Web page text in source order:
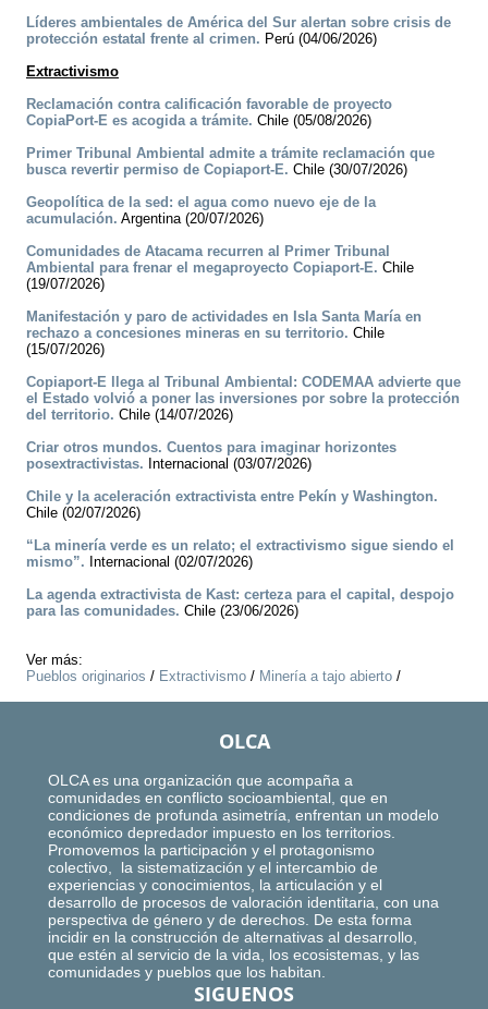
Líderes ambientales de América del Sur alertan sobre crisis de
protección estatal frente al crimen. Perú (04/06/2026)
Extractivismo
Reclamación contra calificación favorable de proyecto
CopiaPort-E es acogida a trámite. Chile (05/08/2026)
Primer Tribunal Ambiental admite a trámite reclamación que
busca revertir permiso de Copiaport-E. Chile (30/07/2026)
Geopolítica de la sed: el agua como nuevo eje de la
acumulación. Argentina (20/07/2026)
Comunidades de Atacama recurren al Primer Tribunal
Ambiental para frenar el megaproyecto Copiaport-E. Chile
(19/07/2026)
Manifestación y paro de actividades en Isla Santa María en
rechazo a concesiones mineras en su territorio. Chile
(15/07/2026)
Copiaport-E llega al Tribunal Ambiental: CODEMAA advierte que
el Estado volvió a poner las inversiones por sobre la protección
del territorio. Chile (14/07/2026)
Criar otros mundos. Cuentos para imaginar horizontes
posextractivistas. Internacional (03/07/2026)
Chile y la aceleración extractivista entre Pekín y Washington.
Chile (02/07/2026)
“La minería verde es un relato; el extractivismo sigue siendo el
mismo”. Internacional (02/07/2026)
La agenda extractivista de Kast: certeza para el capital, despojo
para las comunidades. Chile (23/06/2026)
Ver más:
Pueblos originarios / Extractivismo / Minería a tajo abierto /
OLCA
OLCA es una organización que acompaña a
comunidades en conflicto socioambiental, que en
condiciones de profunda asimetría, enfrentan un modelo
económico depredador impuesto en los territorios.
Promovemos la participación y el protagonismo
colectivo, la sistematización y el intercambio de
experiencias y conocimientos, la articulación y el
desarrollo de procesos de valoración identitaria, con una
perspectiva de género y de derechos. De esta forma
incidir en la construcción de alternativas al desarrollo,
que estén al servicio de la vida, los ecosistemas, y las
comunidades y pueblos que los habitan.
SIGUENOS